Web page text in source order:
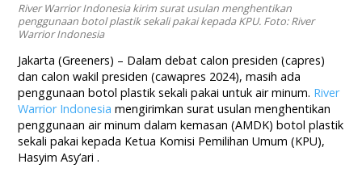
River Warrior Indonesia kirim surat usulan menghentikan
penggunaan botol plastik sekali pakai kepada KPU. Foto: River
Warrior Indonesia
Jakarta (Greeners) – Dalam debat calon presiden (capres)
dan calon wakil presiden (cawapres 2024), masih ada
penggunaanbotol plastiksekali pakai untuk air minum. River
Warrior Indonesia mengirimkan surat usulan menghentikan
penggunaan air minum dalam kemasan (AMDK) botol plastik
sekali pakai kepada Ketua Komisi Pemilihan Umum (KPU),
Hasyim Asy’ari .